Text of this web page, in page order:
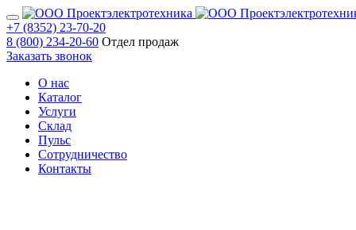
+7 (8352) 23-70-20
8 (800) 234-20-60 Отдел продаж
Заказать звонок
О нас
Каталог
Услуги
Склад
Пульс
Сотрудничество
Контакты